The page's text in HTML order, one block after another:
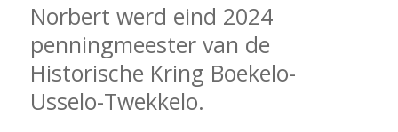
Norbert werd eind 2024
penningmeester van de
Historische Kring Boekelo-
Usselo-Twekkelo.